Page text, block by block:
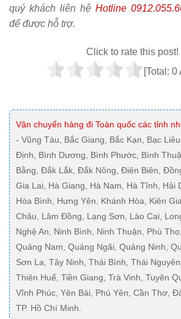
quý khách liên hệ Hotline
để được hỗ trợ.
Click to rate this post!
[Total: 0
Vận chuyển hàng đi Toàn quốc các tỉnh
- Vũng Tàu, Bắc Giang, Bắc Kạn, Bạc
Định, Bình Dương, Bình Phước, Bình
Bằng, Đắk Lắk, Đắk Nông, Điện Biên,
Gia Lai, Hà Giang, Hà Nam, Hà Tĩnh, Hải
Hòa Bình, Hưng Yên, Khánh Hòa, Kiên
Châu, Lâm Đồng, Lạng Sơn, Lào Cai,
Nghệ An, Ninh Bình, Ninh Thuận, Phú
Quảng Nam, Quảng Ngãi, Quảng Ninh,
Sơn La, Tây Ninh, Thái Bình, Thái
Thiên Huế, Tiền Giang, Trà Vinh, Tuyên
Vĩnh Phúc, Yên Bái, Phú Yên, Cần Thơ,
TP. Hồ Chí Minh.